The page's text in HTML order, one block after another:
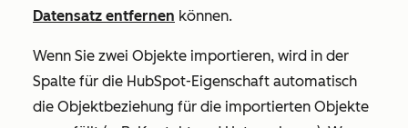
Datensatz entfernen können.
Wenn Sie zwei Objekte importieren, wird in der
Spalte für die HubSpot-Eigenschaft automatisch
die Objektbeziehung für die importierten Objekte